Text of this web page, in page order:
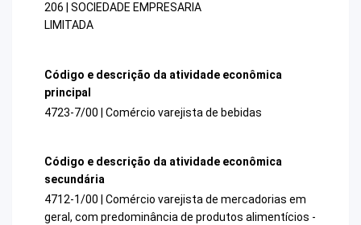
206 | SOCIEDADE EMPRESARIA
LIMITADA
Código e descrição da atividade econômica
principal
4723-7/00 | Comércio varejista de bebidas
Código e descrição da atividade econômica
secundária
4712-1/00 | Comércio varejista de mercadorias em
geral, com predominância de produtos alimentícios -